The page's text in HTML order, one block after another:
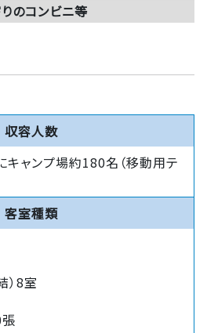
のコンビニ等
収容人数
キャンプ場約180名（移動用テ
客室種類
）8室
張